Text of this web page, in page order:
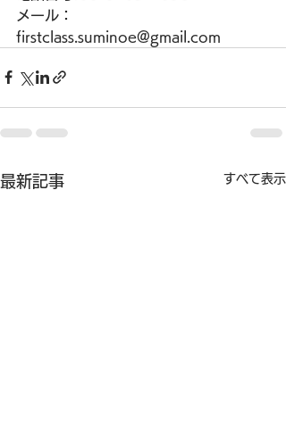
メール：
firstclass.suminoe@gmail.com
最新記事 すべて表示